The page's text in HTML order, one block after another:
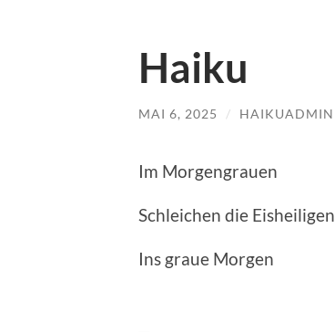
Haiku
MAI 6, 2025 / HAIKUADMIN
Im Morgengrauen
Schleichen die Eisheiligen
Ins graue Morgen